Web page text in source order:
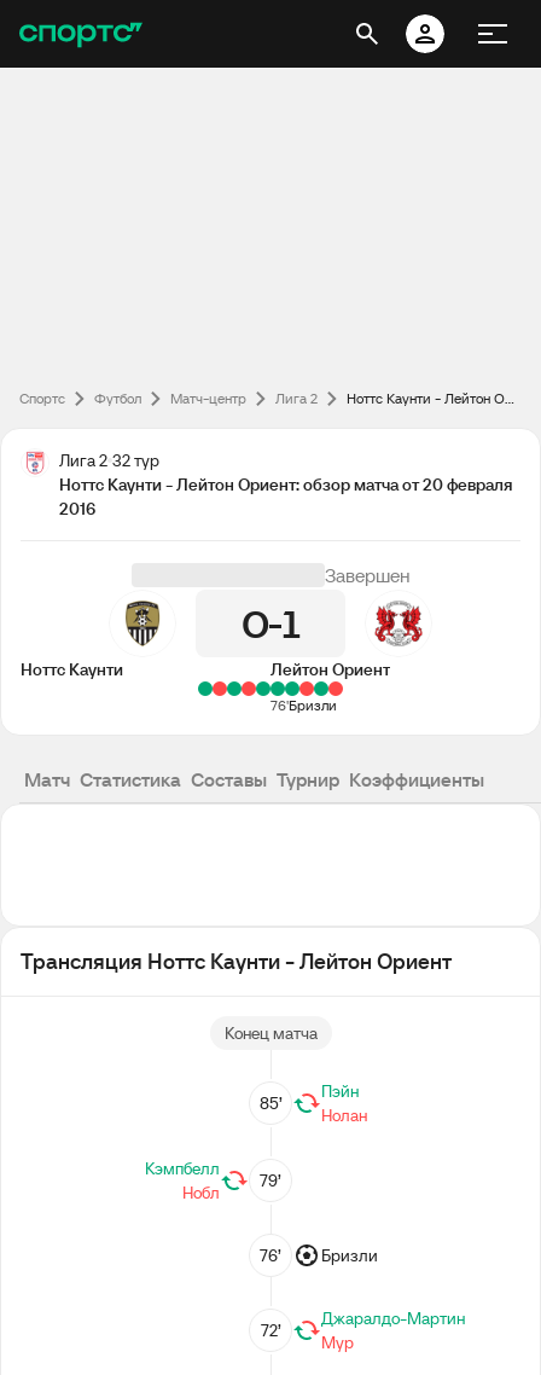
Спортс Футбол Матч-центр Лига 2 Ноттс Каунти - Лейтон Ориент: обзор матча от 20 февраля 2016
Лига 2 32 тур
Ноттс Каунти - Лейтон Ориент: обзор матча от 20 февраля
2016
Завершен
0 1
Ноттс Каунти Лейтон Ориент
76'Бризли
Матч Статистика Составы Турнир Коэффициенты
Трансляция Ноттс Каунти - Лейтон Ориент
Конец матча
85’
Пэйн
Нолан
79’
Кэмпбелл
Нобл
76’ Бризли
72’
Джаралдо-Мартин
Мур